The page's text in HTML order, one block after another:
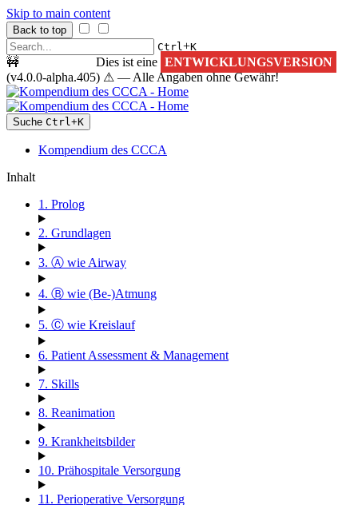
Skip to main content
Back to top
Ctrl+K
🚧 Dies ist eine ENTWICKLUNGSVERSION
(v4.0.0-alpha.405) ⚠ — Alle Angaben ohne Gewähr!
Suche Ctrl+K
Kompendium des CCCA
Inhalt
1. Prolog
2. Grundlagen
3. Ⓐ wie Airway
4. Ⓑ wie (Be-)Atmung
5. Ⓒ wie Kreislauf
6. Patient Assessment & Management
7. Skills
8. Reanimation
9. Krankheitsbilder
10. Prähospitale Versorgung
11. Perioperative Versorgung